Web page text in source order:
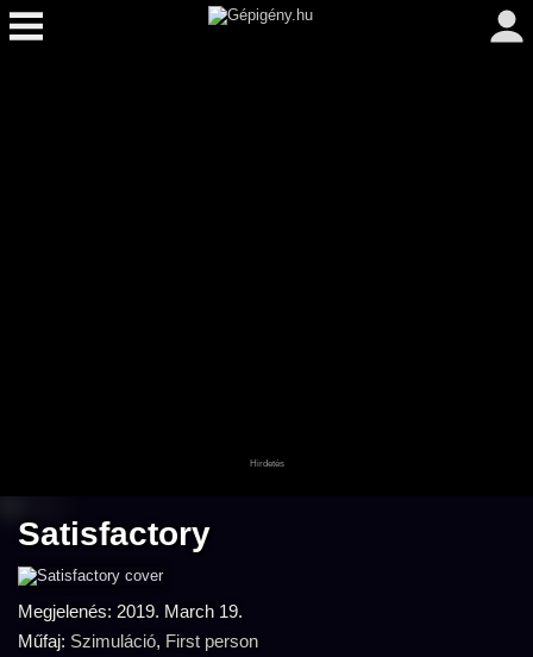
Satisfactory
Megjelenés: 2019. March 19.
Műfaj: Szimuláció, First person